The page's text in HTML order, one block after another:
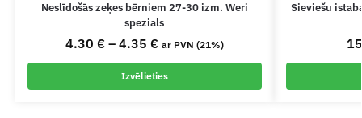
Neslīdošās zeķes bērniem 27-30 izm. Weri
spezials
4.30 € – 4.35 € ar PVN (21%)
Izvēlieties
Sieviešu